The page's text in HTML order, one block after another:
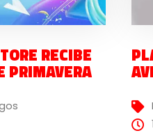
RECIBE
PRIMAVERA